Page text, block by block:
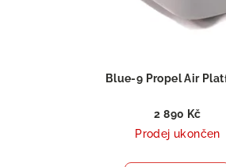
Blue-9 Propel Air
2 890 Kč
Prodej ukončen